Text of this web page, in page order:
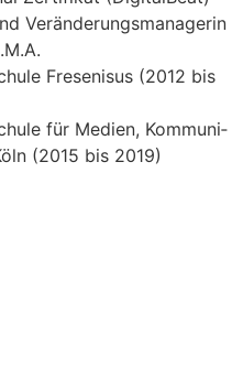
Ver­än­de­rungs­ma­na­ge­rin
Fre­se­nis­us (2012 bis
für Medi­en, Kom­mu­ni­
(2015 bis 2019)